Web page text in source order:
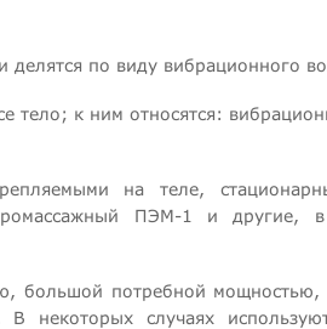
по виду вибрационного
тело; к ним относятся:
на теле,
ПЭМ-1 и другие,
большой потребной
случаях